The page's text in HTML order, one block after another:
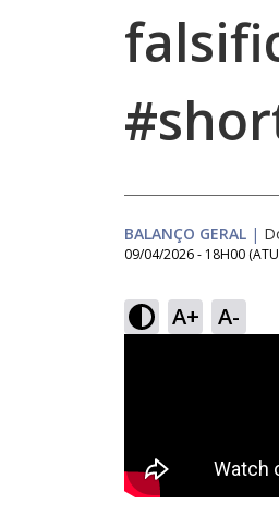
BALANÇO GERAL |
09/04/2026 - 18H00
A+ A-